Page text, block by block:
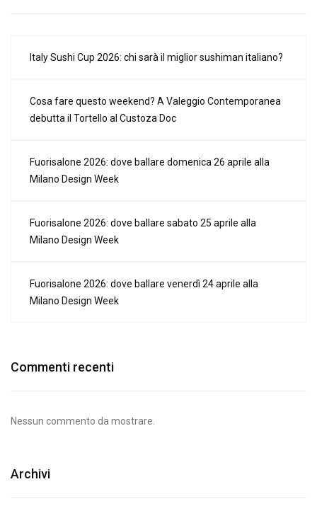
Italy Sushi Cup 2026: chi sarà il miglior sushiman italiano?
Cosa fare questo weekend? A Valeggio Contemporanea
debutta il Tortello al Custoza Doc
Fuorisalone 2026: dove ballare domenica 26 aprile alla
Milano Design Week
Fuorisalone 2026: dove ballare sabato 25 aprile alla
Milano Design Week
Fuorisalone 2026: dove ballare venerdì 24 aprile alla
Milano Design Week
Commenti recenti
Nessun commento da mostrare.
Archivi